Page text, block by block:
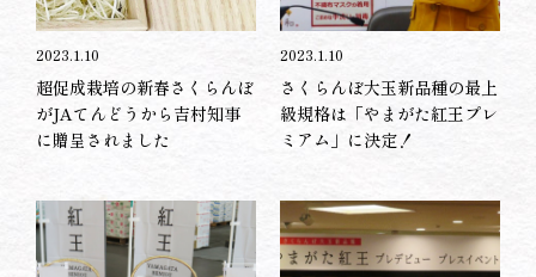
2023.1.10
超促成栽培の新春さくらんぼ
がJAてんどうから吉村知事
に贈呈されました
2023.1.10
さくらんぼ大玉新品種の最上
級規格は「やまがた紅王プレ
ミアム」に決定！